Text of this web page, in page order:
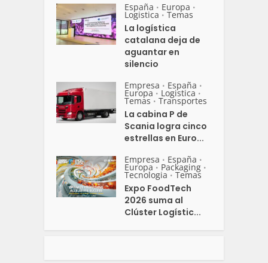
España • Europa •
Logistica • Temas
La logística
catalana deja de
aguantar en
silencio
Empresa • España •
Europa • Logistica •
Temas • Transportes
La cabina P de
Scania logra cinco
estrellas en Euro...
Empresa • España •
Europa • Packaging •
Tecnologia • Temas
Expo FoodTech
2026 suma al
Clúster Logístic...